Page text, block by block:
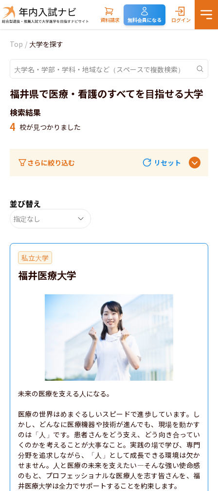
資料請求 無料会員になる ログイン
Top / 大学を探す
福井県で医療・看護のすべてを目指せる大学
検索結果
4 校が見つかりました
さらに絞り込む リセット
並び替え
指定なし
私立大学
福井医療大学
未来の医療を支える人になる。
医療の世界はめまぐるしいスピードで進歩しています。し
かし、どんなに医療機器や技術が進んでも、現場を動かす
のは「人」です。患者さんをどう支え、どう向き合ってい
くのかを考えることが大事なこと。実践の場で学び、専門
分野を追求しながら、「人」として成長できる環境は欠か
せません。人と医療の未来を支えたい―そんな強い使命感
のもと、プロフェッショナルな医療人を志す皆さんを、福
井医療大学は全力でサポートすることを約束します。